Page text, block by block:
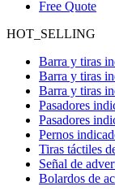
Free Quote
HOT_SELLING
Barra y tiras
Barra y tiras
Barra y tiras
Pasadores
Pasadores
Pernos
Tiras táctiles
Señal de
Bolardos de